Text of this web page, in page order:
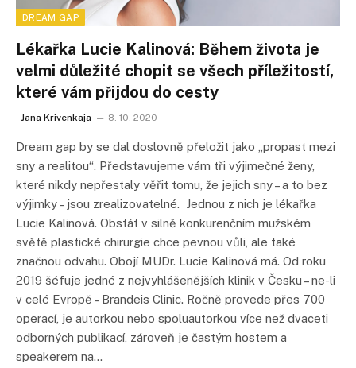
DREAM GAP
Lékařka Lucie Kalinová: Během života je
velmi důležité chopit se všech příležitostí,
které vám přijdou do cesty
Jana Krivenkaja 8. 10. 2020
Dream gap by se dal doslovně přeložit jako „propast mezi
sny a realitou“. Představujeme vám tři výjimečné ženy,
které nikdy nepřestaly věřit tomu, že jejich sny – a to bez
výjimky – jsou zrealizovatelné. Jednou z nich je lékařka
Lucie Kalinová. Obstát v silně konkurenčním mužském
světě plastické chirurgie chce pevnou vůli, ale také
značnou odvahu. Obojí MUDr. Lucie Kalinová má. Od roku
2019 šéfuje jedné z nejvyhlášenějších klinik v Česku – ne-li
v celé Evropě – Brandeis Clinic. Ročně provede přes 700
operací, je autorkou nebo spoluautorkou více než dvaceti
odborných publikací, zároveň je častým hostem a
speakerem na…